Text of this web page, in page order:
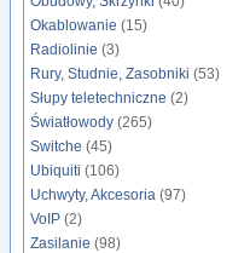
Okablowanie (15)
Radiolinie (3)
Rury, Studnie, Zasobniki (53)
Słupy teletechniczne (2)
Światłowody (265)
Switche (45)
Ubiquiti (106)
Uchwyty, Akcesoria (97)
VoIP (2)
Zasilanie (98)